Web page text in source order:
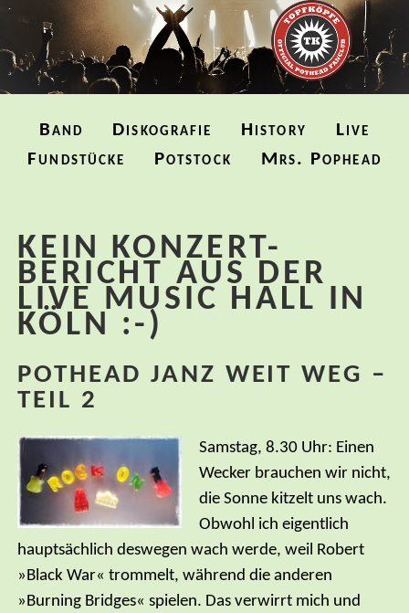
überspringen
Band Diskografie History
Live
Fundstücke
Potstock Mrs. Pophead
KEIN KONZERT-
BERICHT AUS DER
LIVE MUSIC HALL IN
KÖLN :-)
POTHEAD JANZ WEIT WEG –
TEIL 2
Samstag, 8.30 Uhr: Einen
Wecker brauchen wir nicht,
die Sonne kitzelt uns wach.
Obwohl ich eigentlich
hauptsächlich deswegen wach werde, weil Robert
»Black War« trommelt, während die anderen
»Burning Bridges« spielen. Das verwirrt mich und